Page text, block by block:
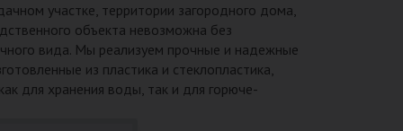
участке, территории загородного дома,
объекта невозможна без
вида. Мы реализуем прочные и надежные
из пластика и стеклопластика,
для хранения воды, так и для горюче-